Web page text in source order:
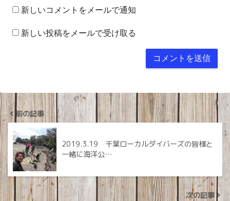
新しいコメントをメールで通知
新しい投稿をメールで受け取る
前の記事
2019.3.19 千葉ローカルダイバーズの皆様と
一緒に海洋公…
次の記事